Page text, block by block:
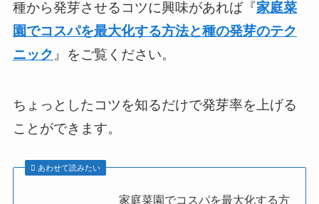
種から発芽させるコツに興味があれば『家庭菜
園でコスパを最大化する方法と種の発芽のテク
ニック』をご覧ください。
ちょっとしたコツを知るだけで発芽率を上げる
ことができます。
あわせて読みたい
家庭菜園でコスパを最大化する方